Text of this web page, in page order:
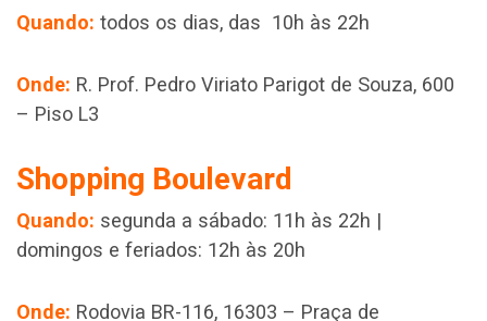
Quando: todos os dias, das 10h às 22h
Onde: R. Prof. Pedro Viriato Parigot de Souza, 600
– Piso L3
Shopping Boulevard
Quando: segunda a sábado: 11h às 22h |
domingos e feriados: 12h às 20h
Onde: Rodovia BR-116, 16303 – Praça de